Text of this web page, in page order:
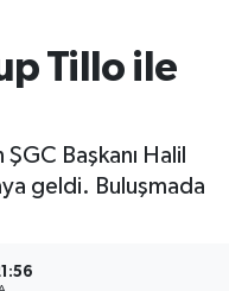
Tillo ile
Başkanı Halil
geldi. Buluşmada
Fikstür